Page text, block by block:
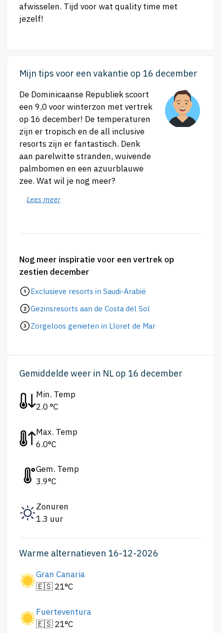
afwisselen. Tijd voor wat quality time met
jezelf!
Mijn tips voor een vakantie op 16 december
De Dominicaanse Republiek scoort
een 9,0 voor winterzon met vertrek
op 16 december! De temperaturen
zijn er tropisch en de all inclusive
resorts zijn er fantastisch. Denk
aan parelwitte stranden, wuivende
palmbomen en een azuurblauwe
zee. Wat wil je nog meer?
Lees meer
Nog meer inspiratie voor een vertrek op
zestien december
Exclusieve resorts in Saudi-Arabië
Gezinsresorts aan de Costa del Sol
Zorgeloos genieten in Lloret de Mar
Gemiddelde weer in NL op 16 december
Min. Temp
2.0 °C
Max. Temp
6.0°C
Gem. Temp
3.9°C
Zonuren
1.3 uur
Warme alternatieven 16-12-2026
Gran Canaria
🇪🇸 21°C
Fuerteventura
🇪🇸 21°C